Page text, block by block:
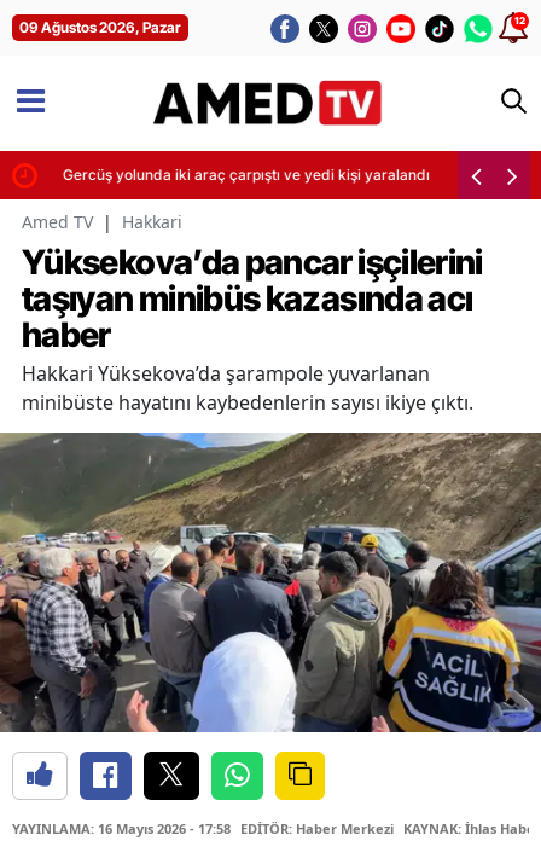
09 Ağustos 2026, Pazar 12
Gercüş yolunda iki araç çarpıştı ve yedi kişi yaralandı
Amed TV | Hakkari
Yüksekova’da pancar işçilerini
taşıyan minibüs kazasında acı
haber
Hakkari Yüksekova’da şarampole yuvarlanan
minibüste hayatını kaybedenlerin sayısı ikiye çıktı.
YAYINLAMA: 16 Mayıs 2026 - 17:58 EDİTÖR: Haber Merkezi KAYNAK: İhlas